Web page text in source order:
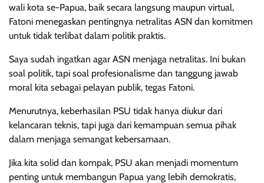
wali kota se-Papua, baik secara langsung maupun virtual,
Fatoni menegaskan pentingnya netralitas ASN dan komitmen
untuk tidak terlibat dalam politik praktis.
Saya sudah ingatkan agar ASN menjaga netralitas. Ini bukan
soal politik, tapi soal profesionalisme dan tanggung jawab
moral kita sebagai pelayan publik, tegas Fatoni.
Menurutnya, keberhasilan PSU tidak hanya diukur dari
kelancaran teknis, tapi juga dari kemampuan semua pihak
dalam menjaga semangat kebersamaan.
Jika kita solid dan kompak, PSU akan menjadi momentum
penting untuk membangun Papua yang lebih demokratis,